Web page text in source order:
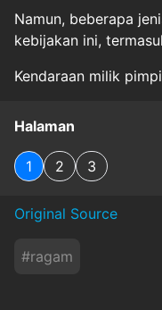
Namun, beberapa
kebijakan ini,
Kendaraan milik
Halaman
1 2 3
Original Source
#ragam